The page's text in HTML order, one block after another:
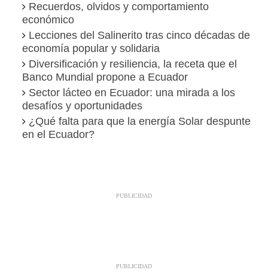
Recuerdos, olvidos y comportamiento
económico
Lecciones del Salinerito tras cinco décadas de
economía popular y solidaria
Diversificación y resiliencia, la receta que el
Banco Mundial propone a Ecuador
Sector lácteo en Ecuador: una mirada a los
desafíos y oportunidades
¿Qué falta para que la energía Solar despunte
en el Ecuador?